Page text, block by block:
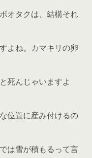
オタクは、結構それ
よね。カマキリの卵
死んじゃいますよ
位置に産み付けるの
は雪が積もるって言